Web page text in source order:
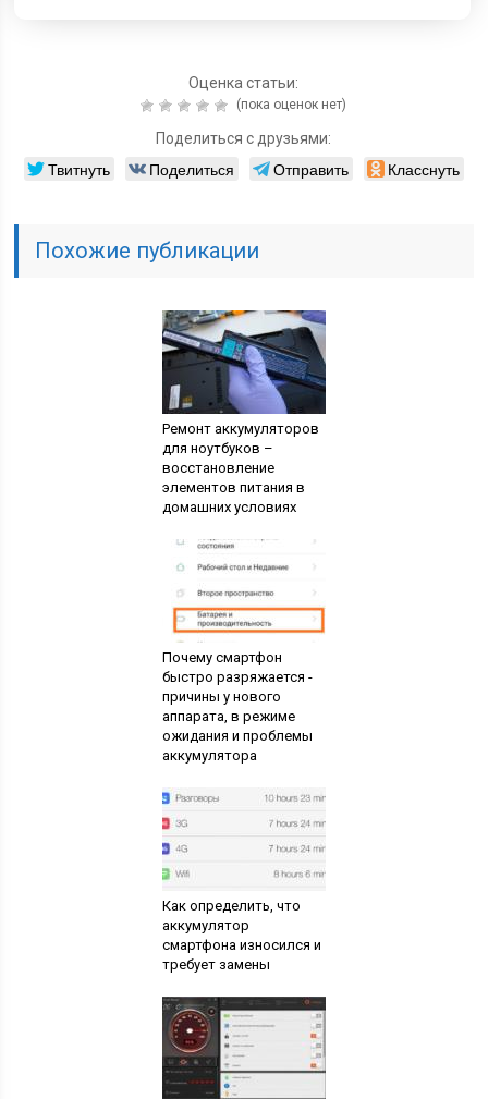
Оценка статьи:
(пока оценок нет)
Поделиться с друзьями:
Твитнуть Поделиться Отправить Класснуть
Похожие публикации
Ремонт аккумуляторов
для ноутбуков –
восстановление
элементов питания в
домашних условиях
Почему смартфон
быстро разряжается -
причины у нового
аппарата, в режиме
ожидания и проблемы
аккумулятора
Как определить, что
аккумулятор
смартфона износился и
требует замены